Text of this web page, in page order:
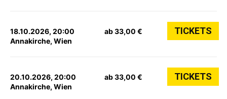
18.10.2026, 20:00
Annakirche, Wien
ab 33,00 € TICKETS
20.10.2026, 20:00
Annakirche, Wien
ab 33,00 € TICKETS